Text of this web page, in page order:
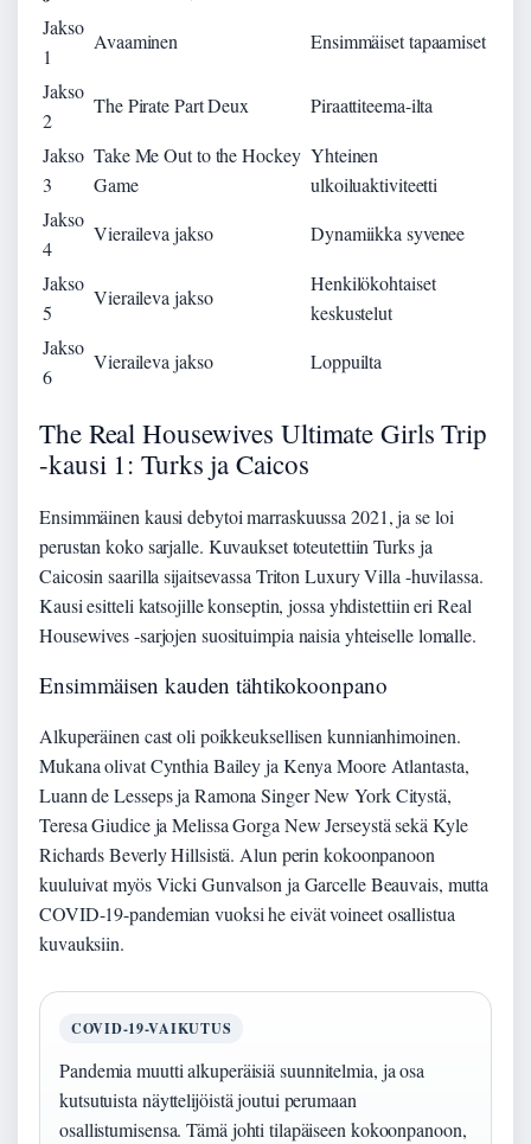
Jakso
1
Avaaminen
Ensimmäiset tapaamiset
Jakso
2
The Pirate Part Deux
Piraattiteema-ilta
Jakso
3
Take Me Out to the Hockey
Game
Yhteinen
ulkoiluaktiviteetti
Jakso
4
Vieraileva jakso
Dynamiikka syvenee
Jakso
5
Vieraileva jakso
Henkilökohtaiset
keskustelut
Jakso
6
Vieraileva jakso Loppuilta
The Real Housewives Ultimate Girls Trip
-kausi 1: Turks ja Caicos
Ensimmäinen kausi debytoi marraskuussa 2021, ja se loi
perustan koko sarjalle. Kuvaukset toteutettiin Turks ja
Caicosin saarilla sijaitsevassa Triton Luxury Villa -huvilassa.
Kausi esitteli katsojille konseptin, jossa yhdistettiin eri Real
Housewives -sarjojen suosituimpia naisia yhteiselle lomalle.
Ensimmäisen kauden tähtikokoonpano
Alkuperäinen cast oli poikkeuksellisen kunnianhimoinen.
Mukana olivat Cynthia Bailey ja Kenya Moore Atlantasta,
Luann de Lesseps ja Ramona Singer New York Citystä,
Teresa Giudice ja Melissa Gorga New Jerseystä sekä Kyle
Richards Beverly Hillsistä. Alun perin kokoonpanoon
kuuluivat myös Vicki Gunvalson ja Garcelle Beauvais, mutta
COVID-19-pandemian vuoksi he eivät voineet osallistua
kuvauksiin.
COVID-19-VAIKUTUS
Pandemia muutti alkuperäisiä suunnitelmia, ja osa
kutsutuista näyttelijöistä joutui perumaan
osallistumisensa. Tämä johti tilapäiseen kokoonpanoon,